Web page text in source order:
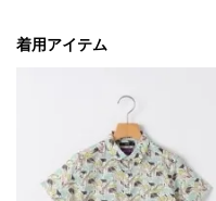
着用アイテム